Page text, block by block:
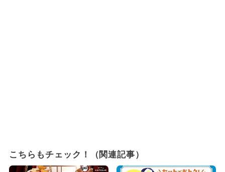
こちらもチェック！（関連記事）